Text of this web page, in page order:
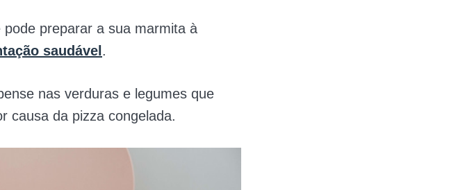
preparar a sua marmita à
saudável .
nas verduras e legumes que
causa da pizza congelada.